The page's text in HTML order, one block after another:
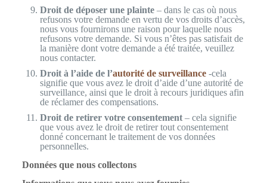
Droit de déposer une plainte– dans le cas où nous
refusons votre demande en vertu de vos droits d’accès,
nous vous fournirons une raison pour laquelle nous
refusons votre demande. Si vous n’êtes pas satisfait de
la manière dont votre demande a été traitée, veuillez
nous contacter.
Droit à l’aide de l’autorité de surveillance-cela
signifie que vous avez le droit d’aide d’une autorité de
surveillance, ainsi que le droit à recours juridiques afin
de réclamer des compensations.
Droit de retirer votre consentement– cela signifie
que vous avez le droit de retirer tout consentement
donné concernant le traitement de vos données
personnelles.
Données que nous collectons